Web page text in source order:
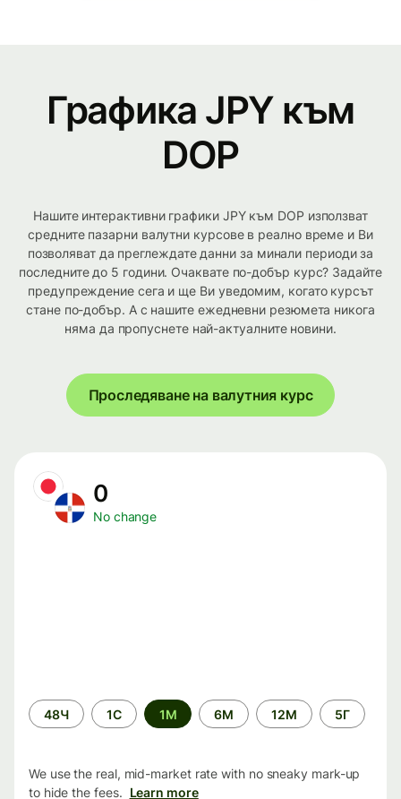
Графика JPY към
DOP
Нашите интерактивни графики JPY към DOP използват
средните пазарни валутни курсове в реално време и Ви
позволяват да преглеждате данни за минали периоди за
последните до 5 години. Очаквате по-добър курс? Задайте
предупреждение сега и ще Ви уведомим, когато курсът
стане по-добър. А с нашите ежедневни резюмета никога
няма да пропуснете най-актуалните новини.
Проследяване на валутния курс
0
No change
Time
period
48Ч 1С 1М 6М 12М 5Г
We use the real, mid-market rate with no sneaky mark-up
to hide the fees. Learn more